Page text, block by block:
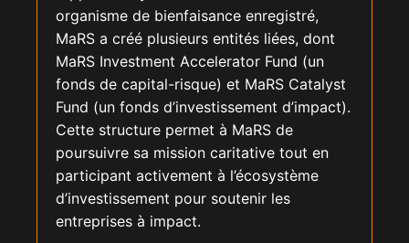
organisme de bienfaisance enregistré,
MaRS a créé plusieurs entités liées, dont
MaRS Investment Accelerator Fund (un
fonds de capital-risque) et MaRS Catalyst
Fund (un fonds d’investissement d’impact).
Cette structure permet à MaRS de
poursuivre sa mission caritative tout en
participant activement à l’écosystème
d’investissement pour soutenir les
entreprises à impact.